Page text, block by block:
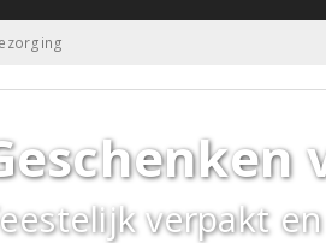
verpakt